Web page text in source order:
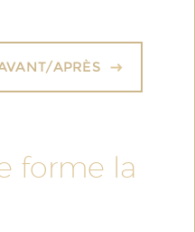
APRÈS
forme la